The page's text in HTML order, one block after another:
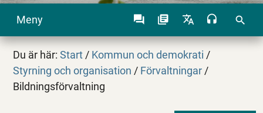
Meny search
Du är här:Start / Kommun och demokrati /
Styrning och organisation / Förvaltningar /
Bildningsförvaltning